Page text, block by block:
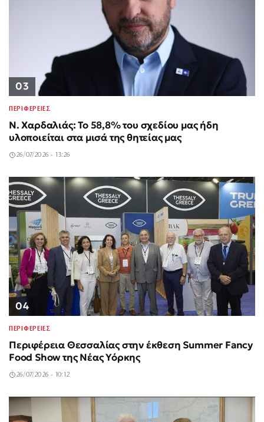
03
ΠΕΡΙΦΕΡΕΙΕΣ
Ν. Χαρδαλιάς: Το 58,8% του σχεδίου μας ήδη
υλοποιείται στα μισά της θητείας μας
26/07/2026 - 13:26
04
ΠΕΡΙΦΕΡΕΙΕΣ
Περιφέρεια Θεσσαλίας στην έκθεση Summer Fancy
Food Show της Νέας Υόρκης
26/07/2026 - 10:12